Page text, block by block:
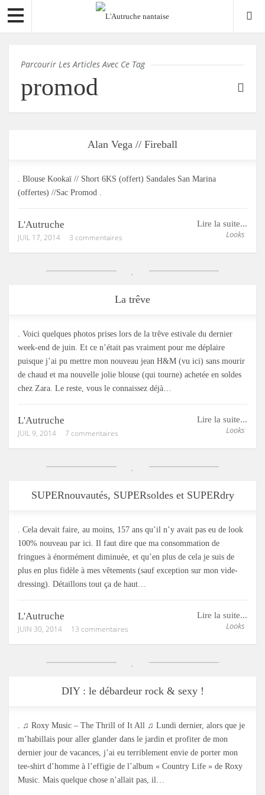
Parcourir Les Articles Avec Ce Tag
promod
Alan Vega // Fireball
. Blouse Kookaï // Short 6KS (offert) Sandales San Marina
(offertes) //Sac Promod .
Lire la suite...
Looks
L'Autruche
JUIL 17, 2014 3 commentaires
La trêve
. Voici quelques photos prises lors de la trêve estivale du dernier
week-end de juin. Et ce n’était pas vraiment pour me déplaire
puisque j’ai pu mettre mon nouveau jean H&M (vu ici) sans mourir
de chaud et ma nouvelle jolie blouse (qui tourne) achetée en soldes
chez Zara. Le reste, vous le connaissez déjà…
Lire la suite...
Looks
L'Autruche
JUIL 9, 2014 7 commentaires
SUPERnouvautés, SUPERsoldes et SUPERdry
. Cela devait faire, au moins, 157 ans qu’il n’y avait pas eu de look
100% nouveau par ici. Il faut dire que ma consommation de
fringues à énormément diminuée, et qu’en plus de cela je suis de
plus en plus fidèle à mes vêtements (sauf exception sur mon vide-
dressing). Détaillons tout ça de haut…
Lire la suite...
Looks
L'Autruche
JUIN 30, 2014 13 commentaires
DIY : le débardeur rock & sexy !
. ♫ Roxy Music – The Thrill of It All ♫ Lundi dernier, alors que je
m’habillais pour aller glander dans le jardin et profiter de mon
dernier jour de vacances, j’ai eu terriblement envie de porter mon
tee-shirt d’homme à l’effigie de l’album « Country Life » de Roxy
Music. Mais quelque chose n’allait pas, il…